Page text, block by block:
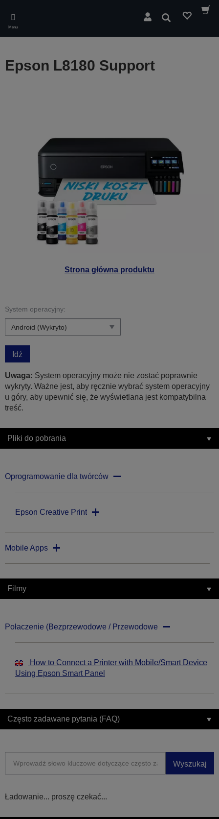
main
content
Menu
Wyszukaj
Strona główna produktu
Epson L8180 Support
System operacyjny:
Idź
Uwaga: System operacyjny może nie zostać poprawnie
wykryty. Ważne jest, aby ręcznie wybrać system operacyjny
u góry, aby upewnić się, że wyświetlana jest kompatybilna
treść.
Pliki do pobrania
Oprogramowanie dla twórców
Epson Creative Print
Mobile Apps
Filmy
Połaczenie (Bezprzewodowe / Przewodowe
How to Connect a Printer with Mobile/Smart Device
Using Epson Smart Panel
Często zadawane pytania (FAQ)
Wyszukaj
Ładowanie... proszę czekać...